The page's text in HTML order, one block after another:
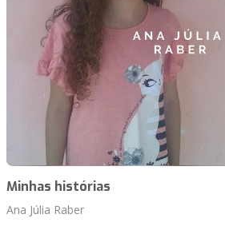
Minhas histórias
Ana Júlia Raber